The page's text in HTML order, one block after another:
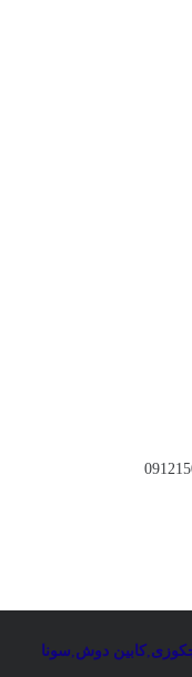
,کابین دوش,سونا